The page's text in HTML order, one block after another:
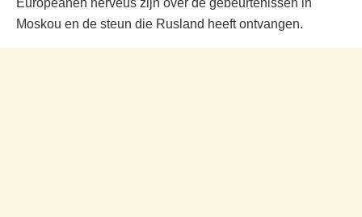
Europeanen nerveus zijn over de gebeurtenissen in
Moskou en de steun die Rusland heeft ontvangen.